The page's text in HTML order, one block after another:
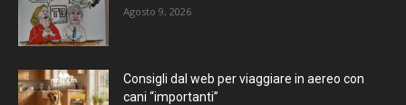
Agosto 9, 2026
Consigli dal web per viaggiare in aereo con
cani “importanti”